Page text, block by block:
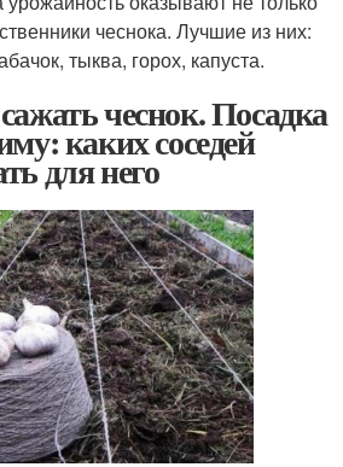
чеснока. Лучшие из них:
тыква, горох, капуста.
чеснок. Посадка
каких соседей
для него